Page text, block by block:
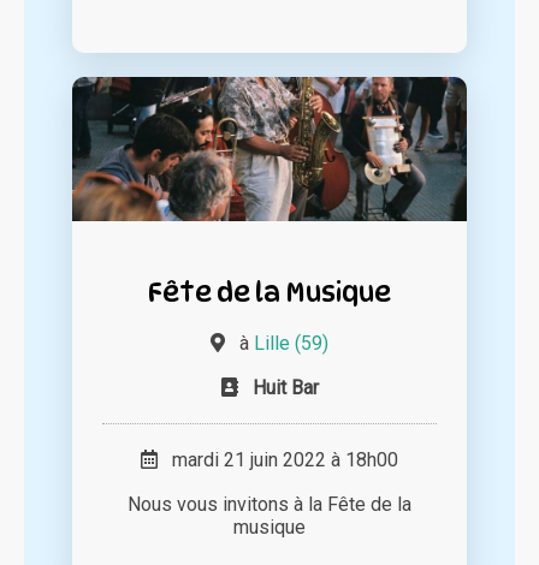
Fête de la Musique
à Lille (59)
Huit Bar
mardi 21 juin 2022 à 18h00
Nous vous invitons à la Fête de la
musique